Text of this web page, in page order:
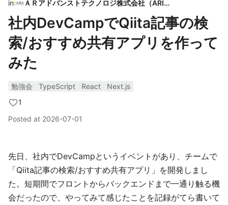
in ＡＲアドバンストテクノロジ株式会社（ARI）
社内DevCampでQiita記事の検
索/おすすめ共有アプリを作って
みた
勉強会 TypeScript React
Next.js
1
Posted at 2026-07-01
先日、社内でDevCampというイベントがあり、チームで
「Qiita記事の検索/おすすめ共有アプリ」を開発しまし
た。短期間でフロントからバックエンドまで一通り触る機
会だったので、やってみて感じたことを記録がてら書いて